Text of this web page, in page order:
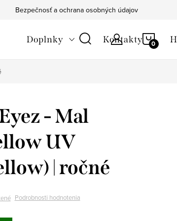
Bezpečnosť a ochrana osobných údajov
Doplnky Kontakty
- Mal
UV
| ročné
Podrobnosti hodnotenia